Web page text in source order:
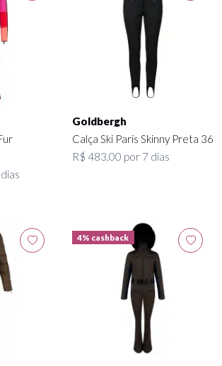
Goldbergh
Calça Ski Paris Skinny Preta 36
R$ 483,00 por 7 dias
4% cashback